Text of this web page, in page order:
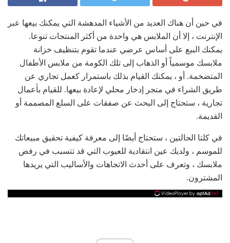
في حين أن هناك العديد من الأشياء المدهشة التي يمكنك بيعها عبر
الإنترنت ، إلا أن الملابس هي واحدة من أكثر المنتجات تنوعا.
يمكنك البيع على أساس عرضي عندما تقوم بتنظيف خزانة
ملابسك موسمياً أو الذهاب إلى تلك الكومة من ملابس الأطفال
المتضخمة. أو ، يمكنك القيام بذلك باستمرار كعمل تجاري عن
طريق الشراء في متجر إدخار محلي لإعادة بيعها. للقيام بأعمال
تجارية ، ستحتاج إلى البحث عن صفقات على السلع المصممة أو
القديمة.
في كلتا الحالتين ، ستحتاج أيضًا إلى معرفة كيفية تحقيق مبيعاتك
للموسم ، ولديك عين انتقادية للعيوب التي قد تتسبب في رفض
ملابسك ، وتعرف على أحدث الاتجاهات والأساليب التي يريدها
المشترون.